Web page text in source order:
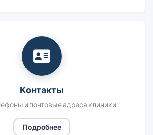
Контакты
и почтовые адреса клиники.
Подробнее